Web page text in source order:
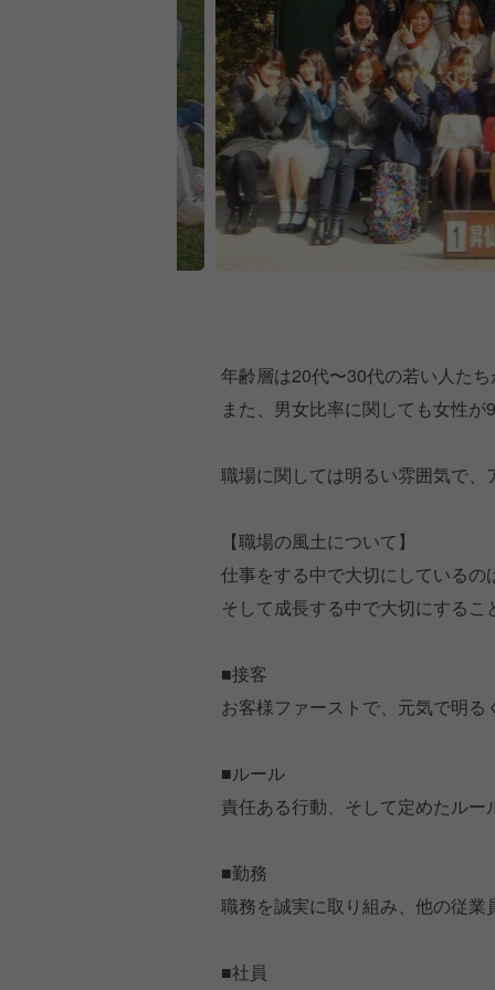
年齢層は20代〜30代の若い人た
また、男女比率に関しても女性
職場に関しては明るい雰囲気で
【職場の風土について】
仕事をする中で大切にしている
そして成長する中で大切にする
■接客
お客様ファーストで、元気で明
■ルール
責任ある行動、そして定めたルー
■勤務
職務を誠実に取り組み、他の従
■社員